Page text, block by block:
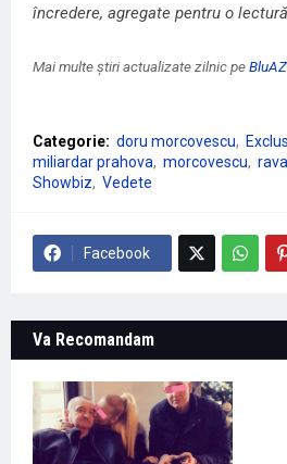
încredere, agregate pentru o
Mai multe știri actualizate zilnic peBluAZ
Categorie: doru morcovescu
miliardar prahova morcovescu
Showbiz
Vedete
Facebook
Va Recomandam